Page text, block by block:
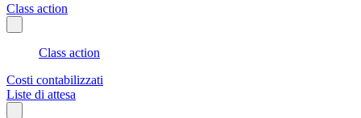
Class action
Class action
Costi contabilizzati
Liste di attesa